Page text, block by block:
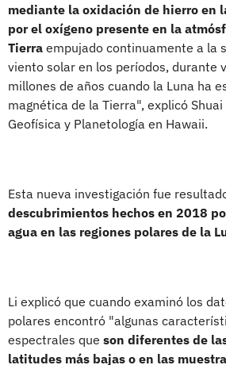
mediante la oxidación de hierro en
por el oxígeno presente en la
Tierra empujado continuamente a la
viento solar en los períodos, durante
millones de años cuando la Luna ha
magnética de la Tierra", explicó
Geofísica y Planetología en Hawaii.
Esta nueva investigación fue
descubrimientos hechos en 2018
agua en las regiones polares de la
Li explicó que cuando examinó los
polares encontró "algunas
espectrales que son diferentes de
latitudes más bajas o en las